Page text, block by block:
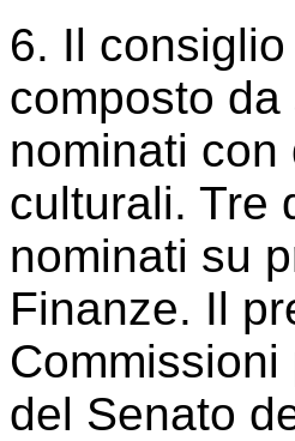
6. Il
composto
nominati
culturali. Tre
nominati su
Finanze. Il
del Senato